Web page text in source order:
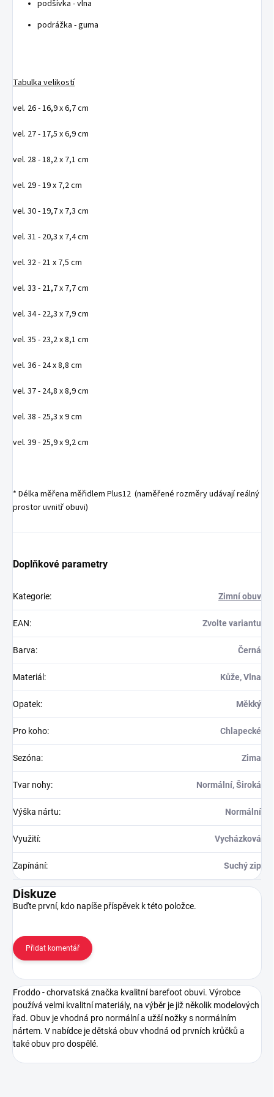
podšívka - vlna
podrážka - guma
Tabulka velikostí
vel. 26 - 16,9 x 6,7 cm
vel. 27 - 17,5 x 6,9 cm
vel. 28 - 18,2 x 7,1 cm
vel. 29 - 19 x 7,2 cm
vel. 30 - 19,7 x 7,3 cm
vel. 31 - 20,3 x 7,4 cm
vel. 32 - 21 x 7,5 cm
vel. 33 - 21,7 x 7,7 cm
vel. 34 - 22,3 x 7,9 cm
vel. 35 - 23,2 x 8,1 cm
vel. 36 - 24 x 8,8 cm
vel. 37 - 24,8 x 8,9 cm
vel. 38 - 25,3 x 9 cm
vel. 39 - 25,9 x 9,2 cm
* Délka měřena měřidlem Plus12 (naměřené rozměry udávají reálný
prostor uvnitř obuvi)
Doplňkové parametry
Kategorie: Zimní obuv
EAN: Zvolte variantu
Barva: Černá
Materiál : Kůže, Vlna
Opatek: Měkký
Pro koho: Chlapecké
Sezóna: Zima
Tvar nohy: Normální, Široká
Výška nártu: Normální
Využití: Vycházková
Zapínání: Suchý zip
Diskuze
Buďte první, kdo napíše příspěvek k této položce.
Přidat komentář
Froddo - chorvatská značka kvalitní barefoot obuvi. Výrobce
používá velmi kvalitní materiály, na výběr je již několik modelových
řad. Obuv je vhodná pro normální a užší nožky s normálním
nártem. V nabídce je dětská obuv vhodná od prvních krůčků a
také obuv pro dospělé.